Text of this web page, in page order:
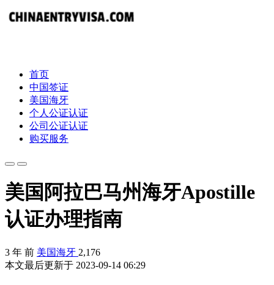
首页
中国签证
美国海牙
个人公证认证
公司公证认证
购买服务
美国阿拉巴马州海牙Apostille
认证办理指南
3 年 前 美国海牙 2,176
本文最后更新于 2023-09-14 06:29